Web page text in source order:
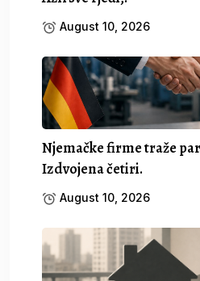
August 10, 2026
Njemačke firme traže
Izdvojena četiri.
August 10, 2026